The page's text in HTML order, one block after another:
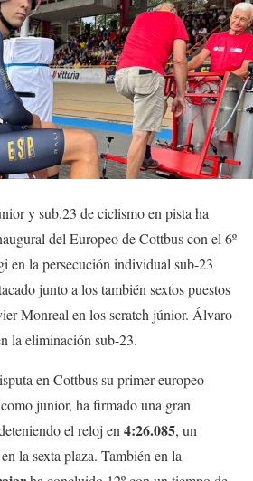
y sub.23 de ciclismo en pista ha
del Europeo de Cottbus con el 6º
en la persecución individual sub-23
junto a los también sextos puestos
Monreal en los scratch júnior. Álvaro
la eliminación sub-23.
en Cottbus su primer europeo
junior, ha firmado una gran
el reloj en 4:26.085, un
la sexta plaza. También en la